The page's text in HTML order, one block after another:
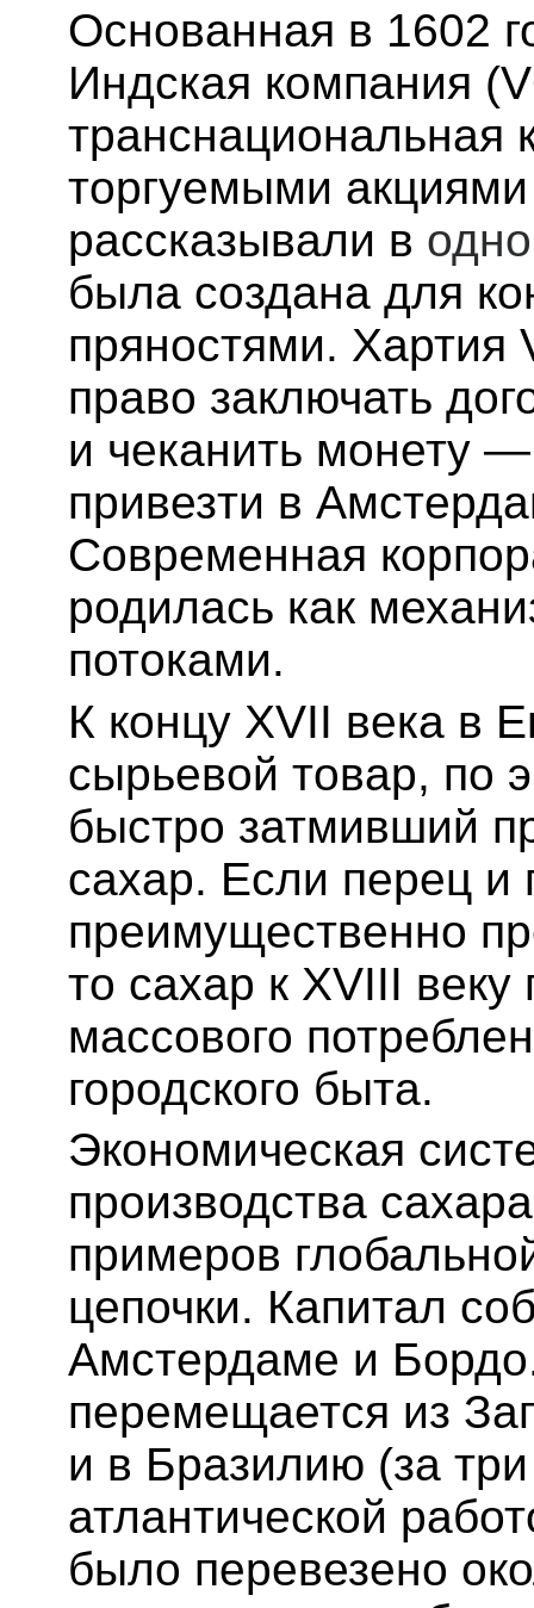
Основанная в 1602
Индская компания
транснациональная
торгуемыми
рассказывали в
была создана для
пряностями. Хартия
право заключать
и чеканить монету
привезти в
Современная
родилась как
потоками.
К концу XVII века в
сырьевой товар, по
быстро затмивший
сахар. Если перец и
преимущественно
то сахар к XVIII
массового
городского быта.
Экономическая
производства
примеров
цепочки. Капитал
Амстердаме и
перемещается из
и в Бразилию (за
атлантической
было перевезено